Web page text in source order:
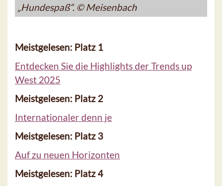
„Hundespaß“. © Meisenbach
Meistgelesen: Platz 1
Entdecken Sie die Highlights der Trends up
West 2025
Meistgelesen: Platz 2
Internationaler denn je
Meistgelesen: Platz 3
Auf zu neuen Horizonten
Meistgelesen: Platz 4